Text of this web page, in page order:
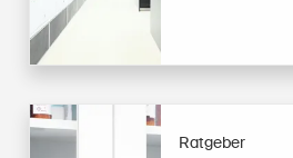
Ratgeber